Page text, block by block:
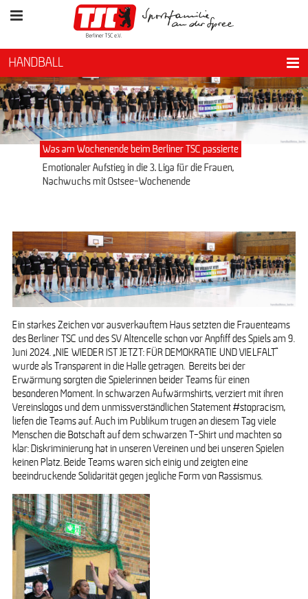
HANDBALL
Was am Wochenende beim Berliner TSC passierte
Emotionaler Aufstieg in die 3. Liga für die Frauen,
Nachwuchs mit Ostsee-Wochenende
Ein starkes Zeichen vor ausverkauftem Haus setzten die Frauenteams
des Berliner TSC und des SV Altencelle schon vor Anpfiff des Spiels am 9.
Juni 2024. „NIE WIEDER IST JETZT: FÜR DEMOKRATIE UND VIELFALT“
wurde als Transparent in die Halle getragen. Bereits bei der
Erwärmung sorgten die Spielerinnen beider Teams für einen
besonderen Moment. In schwarzen Aufwärmshirts, verziert mit ihren
Vereinslogos und dem unmissverständlichen Statement #stopracism,
liefen die Teams auf. Auch im Publikum trugen an diesem Tag viele
Menschen die Botschaft auf dem schwarzen T-Shirt und machten so
klar: Diskriminierung hat in unseren Vereinen und bei unseren Spielen
keinen Platz. Beide Teams waren sich einig und zeigten eine
beeindruckende Solidarität gegen jegliche Form von Rassismus.